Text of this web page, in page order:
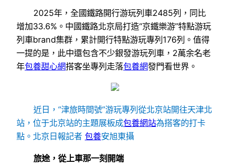
2025年，全國鐵路開行游玩列車2485列，同比
增加33.6%。中國鐵路北京局打造“京鐵樂游”特點游玩
列車brand集群，累計開行特點游玩專列176列。值得
一提的是，此中還包含不少銀發游玩列車，2萬余名老
年包養甜心網搭客坐專列走落包養網發門看世界。
近日，“津旅時間號”游玩專列從北京站開往天津北
站，位于北京站的主題展板成包養網站為搭客的打卡
點。北京日報記者 包養安旭東攝
旅途，從上車那一刻開端